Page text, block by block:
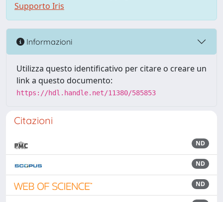
Supporto Iris
Informazioni
Utilizza questo identificativo per citare o creare un
link a questo documento:
https://hdl.handle.net/11380/585853
Citazioni
ND
ND
ND